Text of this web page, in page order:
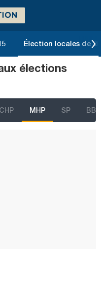
Élection locales de
élections
CHP MHP SP BBP